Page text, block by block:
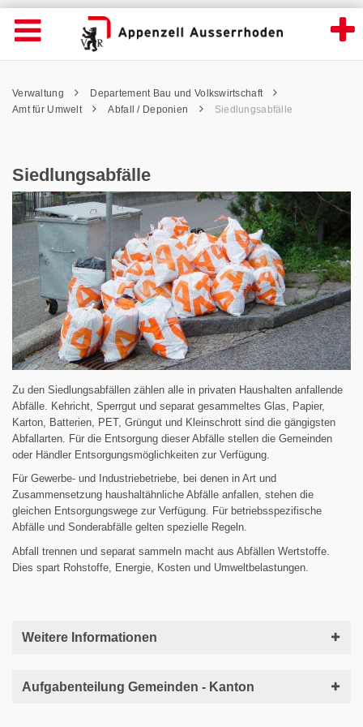
Siedlungsabfälle - Appenzell Ausserrhoden
Wichtige
Seiten
Home
Inhalt
Kontakt
Navigation öffnen
Inhalt
Pfadnavigation
Verwaltung
Departement Bau und Volkswirtschaft
Amt für Umwelt
Abfall / Deponien Siedlungsabfälle
Siedlungsabfälle
Zu den Siedlungsabfällen zählen alle in privaten Haushalten anfallende
Abfälle. Kehricht, Sperrgut und separat gesammeltes Glas, Papier,
Karton, Batterien, PET, Grüngut und Kleinschrott sind die gängigsten
Abfallarten. Für die Entsorgung dieser Abfälle stellen die Gemeinden
oder Händler Entsorgungsmöglichkeiten zur Verfügung.
Für Gewerbe- und Industriebetriebe, bei denen in Art und
Zusammensetzung haushaltähnliche Abfälle anfallen, stehen die
gleichen Entsorgungswege zur Verfügung. Für betriebsspezifische
Abfälle und Sonderabfälle gelten spezielle Regeln.
Abfall trennen und separat sammeln macht aus Abfällen Wertstoffe.
Dies spart Rohstoffe, Energie, Kosten und Umweltbelastungen.
Weitere Informationen
Aufgabenteilung Gemeinden - Kanton